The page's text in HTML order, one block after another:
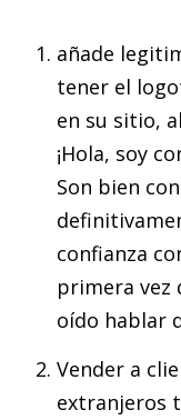
añade
tener el
en su sitio,
¡Hola, soy
Son bien
confianza
primera vez
oído hablar
Vender a
extranjeros